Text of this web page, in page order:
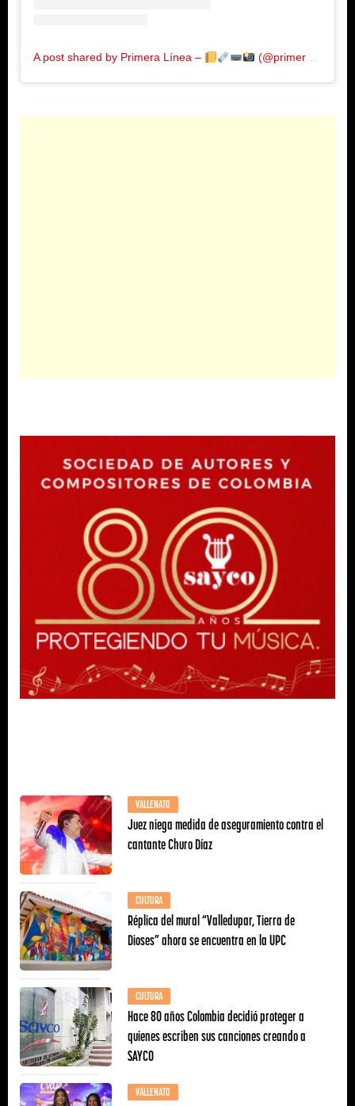
A post shared by Primera Línea – (@primeralinea.com.co)
VALLENATO
Juez niega medida de aseguramiento contra el
cantante Churo Díaz
CULTURA
Réplica del mural “Valledupar, Tierra de
Dioses” ahora se encuentra en la UPC
CULTURA
Hace 80 años Colombia decidió proteger a
quienes escriben sus canciones creando a
SAYCO
VALLENATO